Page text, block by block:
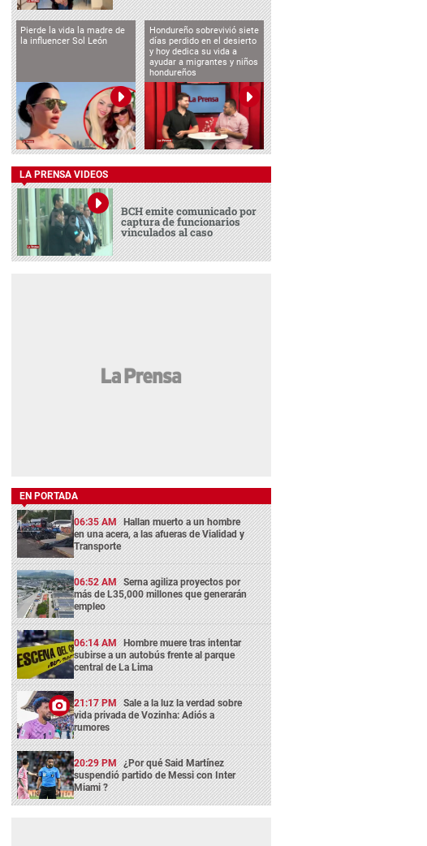
Pierde la vida la madre de
la influencer Sol León
Hondureño sobrevivió siete
días perdido en el desierto
y hoy dedica su vida a
ayudar a migrantes y niños
hondureños
LA PRENSA VIDEOS
BCH emite comunicado por
captura de funcionarios
vinculados al caso
EN PORTADA
06:35 AM Hallan muerto a un hombre
en una acera, a las afueras de Vialidad y
Transporte
06:52 AM Serna agiliza proyectos por
más de L35,000 millones que generarán
empleo
06:14 AM Hombre muere tras intentar
subirse a un autobús frente al parque
central de La Lima
21:17 PM Sale a la luz la verdad sobre
vida privada de Vozinha: Adiós a
rumores
20:29 PM ¿Por qué Said Martínez
suspendió partido de Messi con Inter
Miami ?